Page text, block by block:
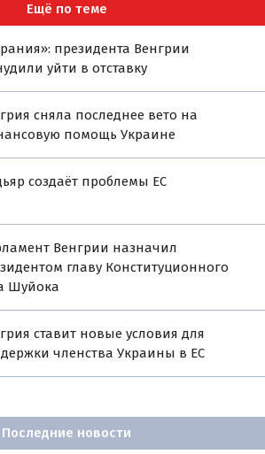
Ещё по теме
президента Венгрии
уйти в отставку
сняла последнее вето на
помощь Украине
создаёт проблемы ЕС
Венгрии назначил
главу Конституционного
Шуйока
ставит новые условия для
членства Украины в ЕС
Последние новости